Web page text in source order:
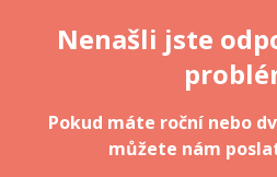
Nenašli jste
Pokud máte roční nebo
můžete nám